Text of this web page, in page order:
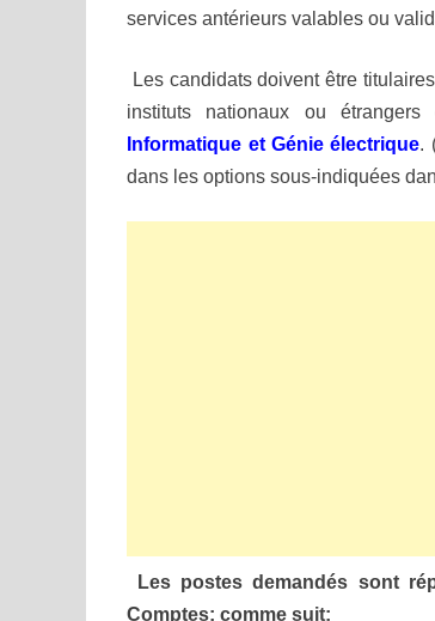
services antérieurs valables ou
Les candidats doivent être
instituts nationaux ou
Informatique et Génie électrique.
dans les options sous-indiquées
Les postes demandés sont
Comptes; comme suit: